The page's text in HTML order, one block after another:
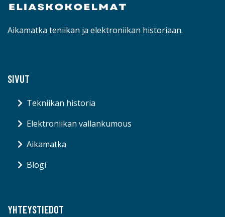
Aikamatka teniikan ja elektroniikan historiaan.
SIVUT
Tekniikan historia
Elektroniikan vallankumous
Aikamatka
Blogi
YHTEYSTIEDOT